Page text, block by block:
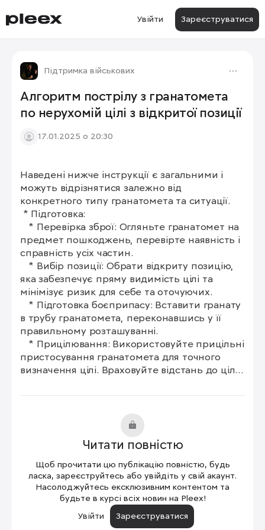
Увійти Зареєструватися
Підтримка військових
Алгоритм пострілу з гранатомета
по нерухомій цілі з відкритої позиції
17.01.2025 о 20:30
Наведені нижче інструкції є загальними і
можуть відрізнятися залежно від
конкретного типу гранатомета та ситуації.
* Підготовка:
   * Перевірка зброї: Огляньте гранатомет на
предмет пошкоджень, перевірте наявність і
справність усіх частин.
   * Вибір позиції: Обрати відкриту позицію,
яка забезпечує пряму видимість цілі та
мінімізує ризик для себе та оточуючих.
   * Підготовка боєприпасу: Вставити гранату
в трубу гранатомета, переконавшись у її
правильному розташуванні.
   * Прицілювання: Використовуйте прицільні
пристосування гранатомета для точного
визначення цілі. Враховуйте відстань до цілі,
забезпечує максимальну стійкість і контроль
над зброєю.
   * Звести гачок: Плавно зведіть гачок
гранатомета.
   * Спрямувати на ціль: Точно навести
гранатомет на ціль.
   * Спустити спусковий гачок: Різко і плавно
Читати повністю
Щоб прочитати цю публікацію повністю, будь
ласка, зареєструйтесь або увійдіть у свій акаунт.
Насолоджуйтесь ексклюзивним контентом та
будьте в курсі всіх новин на Pleex!
Увійти
Зареєструватися